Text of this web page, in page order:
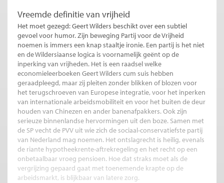
Vreemde definitie van vrijheid
Het moet gezegd: Geert Wilders beschikt over een subtiel
gevoel voor humor. Zijn beweging Partij voor de Vrijheid
noemen is immers een knap staaltje ironie. Een partij is het niet
en de Wildersiaanse logica is voornamelijk geënt op de
inperking van vrijheden. Het is een raadsel welke
economieleerboeken Geert Wilders cum suis hebben
geraadpleegd, maar zij pleiten zonder blikken of blozen voor
het terugschroeven van Europese integratie, voor het inperken
van internationale arbeidsmobiliteit en voor het buiten de deur
houden van Chinezen en ander banenafpakkers. Ook zijn
serieuze binnenlandse hervormingen uit den boze. Samen met
de SP vecht de PVV uit wie zich de sociaal-conservatiefste partij
van Nederland mag noemen. Het ontslagrecht is heilig, evenals
de riante hypotheekrente-aftrekregeling en het recht op een
onbetaalbaar vroeg pensioen. Hoe dat straks moet als de
vergrijzing gepaard gaat met toenemende krapte op de
arbeidsmarkt, is blijkbaar van latere zorg.